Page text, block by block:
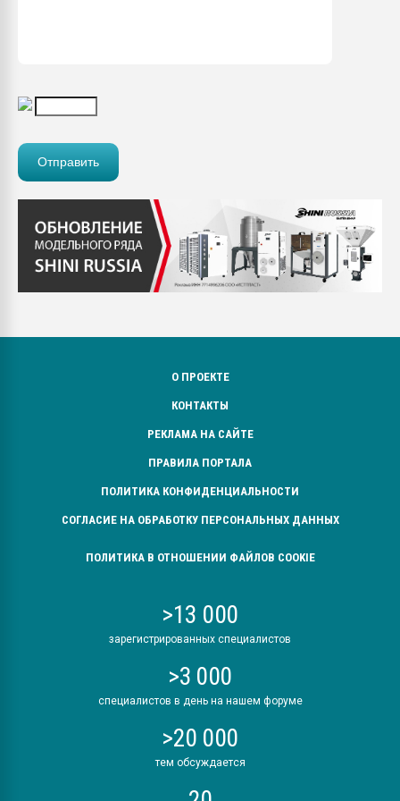
О ПРОЕКТЕ
КОНТАКТЫ
РЕКЛАМА НА САЙТЕ
ПРАВИЛА ПОРТАЛА
ПОЛИТИКА КОНФИДЕНЦИАЛЬНОСТИ
СОГЛАСИЕ НА ОБРАБОТКУ ПЕРСОНАЛЬНЫХ ДАННЫХ
ПОЛИТИКА В ОТНОШЕНИИ ФАЙЛОВ COOKIE
>13 000
зарегистрированных специалистов
>3 000
специалистов в день на нашем форуме
>20 000
тем обсуждается